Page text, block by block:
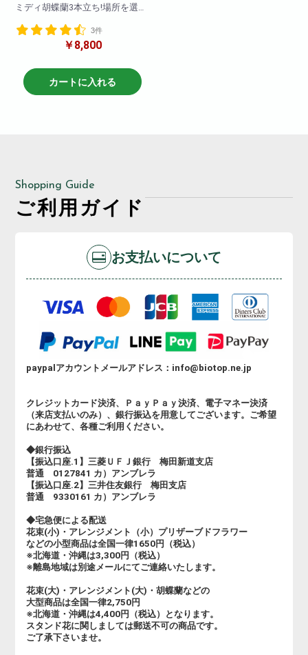
ミディ胡蝶蘭3本立ち!場所を選ば
ったりです。
ントでの贈り物として最適で
す。
3件
￥8,800
カートに入れる
Shopping Guide
ご利用ガイド
お支払いについて
paypalアカウントメールアドレス：info@biotop.ne.jp
クレジットカード決済、ＰａｙＰａｙ決済、電子マネー決済
（来店支払いのみ）、銀行振込を用意してございます。ご希望
にあわせて、各種ご利用ください。
◆銀行振込
【振込口座.1】三菱ＵＦＪ銀行 梅田新道支店
普通 0127841 カ）アンブレラ
【振込口座.2】三井住友銀行 梅田支店
普通 9330161 カ）アンブレラ
◆宅急便による配送
花束(小)・アレンジメント（小）プリザーブドフラワー
などの小型商品は全国一律1650円（税込）
※北海道・沖縄は3,300円（税込）
※離島地域は別途メールにてご連絡いたします。
花束(大)・アレンジメント(大)・胡蝶蘭などの
大型商品は全国一律2,750円
※北海道・沖縄は4,400円（税込）となります。
スタンド花に関しましては郵送不可の商品です。
ご了承下さいませ。